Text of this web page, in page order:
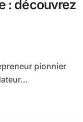
: découvrez